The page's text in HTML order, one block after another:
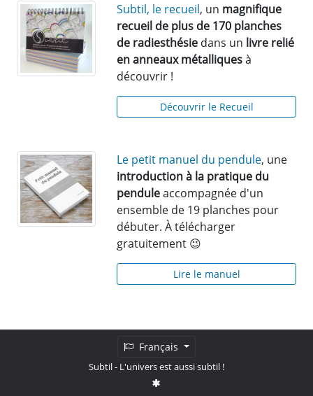
Subtil, le recueil, un magnifique
recueil de plus de 170 planches
de radiesthésie dans un livre relié
en anneaux métalliquesà
découvrir !
Découvrir le Recueil
Le petit manuel du pendule, une
introduction à la pratique du
penduleaccompagnée d'un
ensemble de 19 planches pour
débuter. À télécharger
gratuitement 😉
Lire le manuel
Français
Subtil- L'univers est aussi subtil !